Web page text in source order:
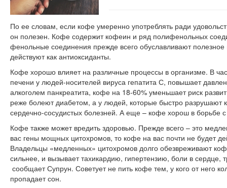
По ее словам, если кофе умеренно употреблять ради
он полезен. Кофе содержит кофеин и ряд полифенольных
фенольные соединения прежде всего обуславливают
действуют как антиоксиданты.
Кофе хорошо влияет на различные процессы в организме. В
печени у людей-носителей вируса гепатита С, повышает
алкоголем панкреатита, кофе на 18-60% уменьшает риск
реже болеют диабетом, а у людей, которые быстро разрушают
сердечно-сосудистых болезней. А еще – кофе хорош в борьбе
Кофе также может вредить здоровью. Прежде всего – это
вас гены мощных цитохромов, то кофе на вас почти не будет
Владельцы «медленных» цитохромов долго обезвреживают
сильнее, и вызывает тахикардию, гипертензию, боли в сердце,
сообщает Супрун. Советует не пить кофе тем, у кого от него
пропадает сон.